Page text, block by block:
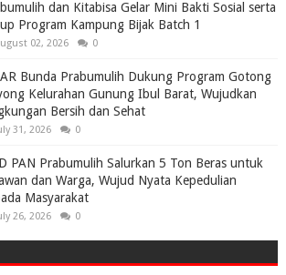
dan Kitabisa Gelar Mini Bakti Sosial serta
Program Kampung Bijak Batch 1
02, 2026 0
AR Bunda Prabumulih Dukung Program Gotong
Kelurahan Gunung Ibul Barat, Wujudkan
Bersih dan Sehat
31, 2026 0
PAN Prabumulih Salurkan 5 Ton Beras untuk
dan Warga, Wujud Nyata Kepedulian
Masyarakat
26, 2026 0